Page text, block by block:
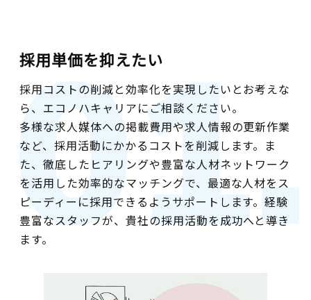
採用単価を抑えたい
採用コストの削減と効率化を実現したいとお考えな
ら、エコノハキャリアにご相談ください。
多様な求人媒体への掲載費用や求人情報の更新作業
など、採用活動にかかるコストを削減します。ま
た、徹底したヒアリングや豊富な人材ネットワーク
を活用した効率的なマッチングで、最適な人材をス
ピーディーに採用できるようサポートします。経験
豊富なスタッフが、貴社の採用活動を成功へと導き
ます。